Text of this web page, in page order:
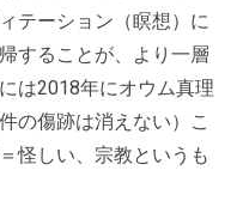
テーション（瞑想）に
することが、より一層
は2018年にオウム真理
の傷跡は消えない）こ
怪しい、宗教というも